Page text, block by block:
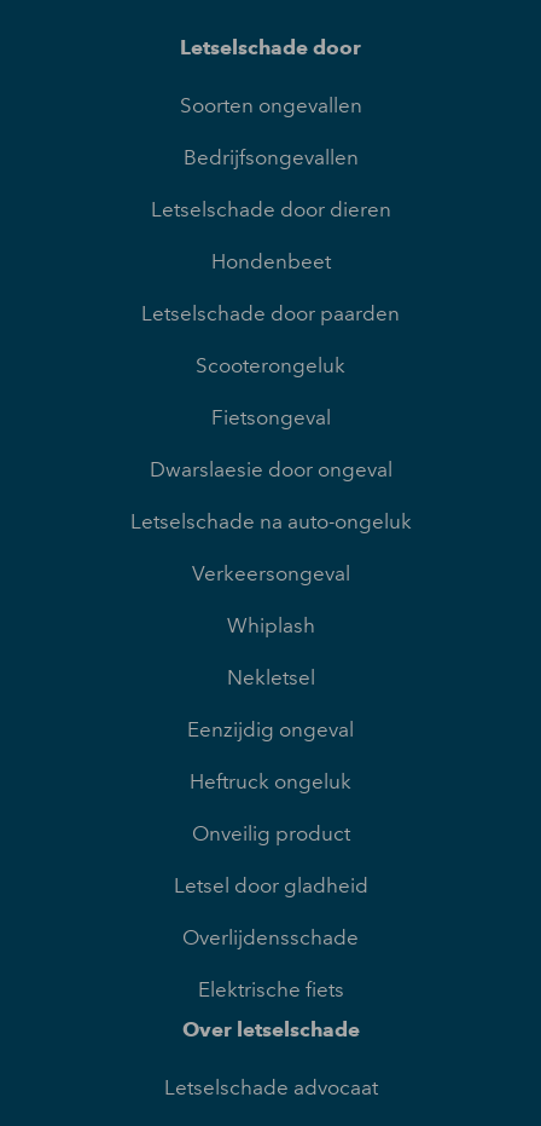
Letselschade door
Soorten ongevallen
Bedrijfsongevallen
Letselschade door dieren
Hondenbeet
Letselschade door paarden
Scooterongeluk
Fietsongeval
Dwarslaesie door ongeval
Letselschade na auto-ongeluk
Verkeersongeval
Whiplash
Nekletsel
Eenzijdig ongeval
Heftruck ongeluk
Onveilig product
Letsel door gladheid
Overlijdensschade
Elektrische fiets
Over letselschade
Letselschade advocaat